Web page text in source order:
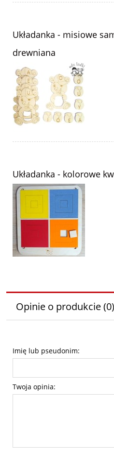
Układanka - misiowe
drewniana
Układanka - kolorowe
Opinie o produkcie (0)
Imię lub pseudonim:
Twoja opinia: